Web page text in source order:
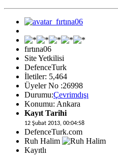
fırtına06
Site Yetkilisi
DefenceTurk
İletiler: 5,464
Üyeler No :26998
Durumu:Çevrimdışı
Konumu: Ankara
Kayıt Tarihi
12 Şubat 2013, 00:04:58
DefenceTurk.com
Ruh Halim
Kayıtlı